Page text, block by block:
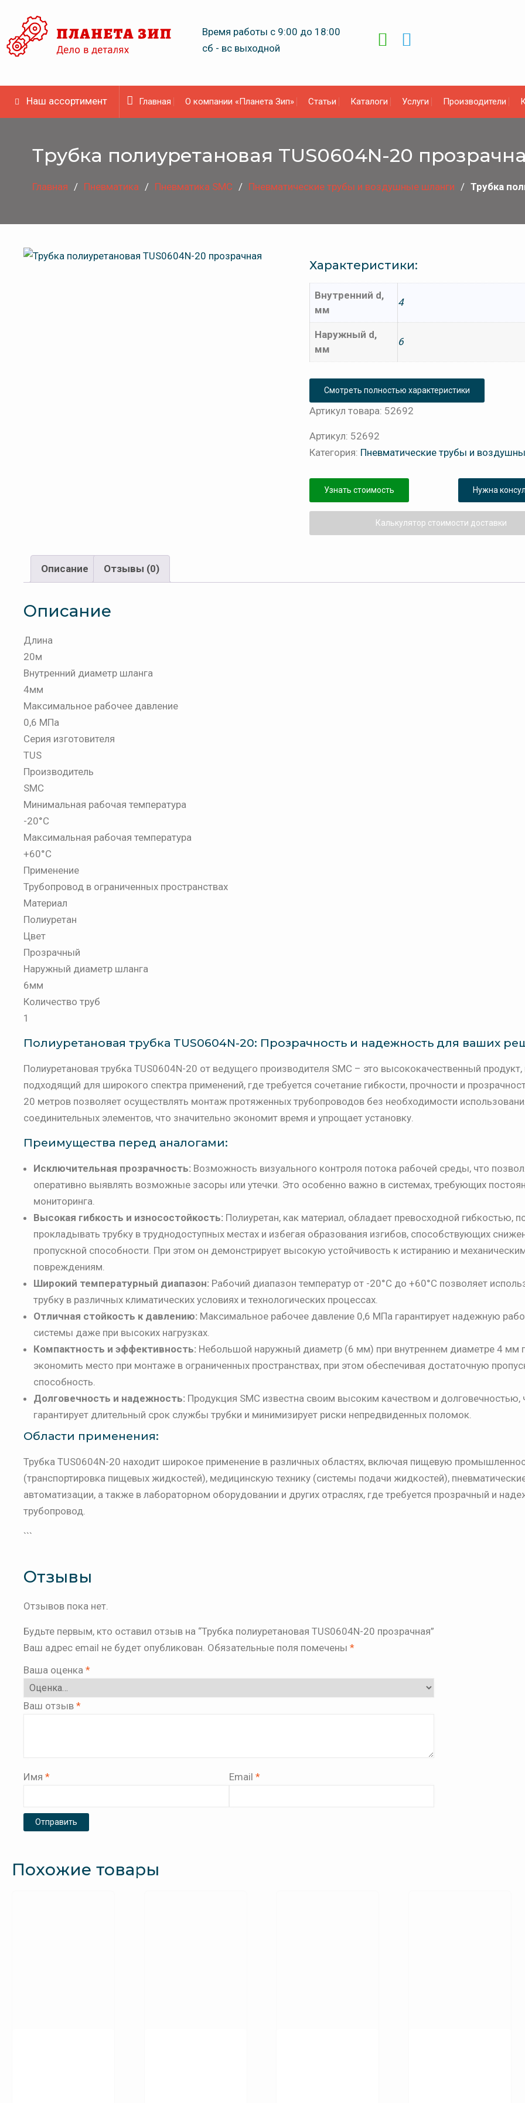
content
Время работы с 9:00 до 18:00
сб - вс выходной
Наш ассортимент Главная О компании «Планета Зип» Статьи Каталоги Услуги Производители
Трубка полиуретановая TUS0604N-20
Главная Пневматика Пневматика SMC Пневматические трубы и воздушные шланги Трубка
Характеристики:
Внутренний d,
мм
4
Наружный d,
мм
6
Смотреть полностью характеристики
Артикул товара: 52692
Артикул: 52692
Категория: Пневматические трубы и
Узнать стоимость Нужна
Калькулятор стоимости доставки
Описание Отзывы (0)
Описание
Длина
20м
Внутренний диаметр шланга
4мм
Максимальное рабочее давление
0,6 МПа
Серия изготовителя
TUS
Производитель
SMC
Минимальная рабочая температура
-20°C
Максимальная рабочая температура
+60°C
Применение
Трубопровод в ограниченных пространствах
Материал
Полиуретан
Цвет
Прозрачный
Наружный диаметр шланга
6мм
Количество труб
1
Полиуретановая трубка TUS0604N-20: Прозрачность и надежность для ваших
Полиуретановая трубка TUS0604N-20 от ведущего производителя SMC – это высококачественный
подходящий для широкого спектра применений, где требуется сочетание гибкости, прочности и
20 метров позволяет осуществлять монтаж протяженных трубопроводов без необходимости
соединительных элементов, что значительно экономит время и упрощает установку.
Преимущества перед аналогами:
Исключительная прозрачность: Возможность визуального контроля потока рабочей среды, что
оперативно выявлять возможные засоры или утечки. Это особенно важно в системах, требующих
мониторинга.
Высокая гибкость и износостойкость: Полиуретан, как материал, обладает превосходной гибкостью,
прокладывать трубку в труднодоступных местах и избегая образования изгибов, способствующих
пропускной способности. При этом он демонстрирует высокую устойчивость к истиранию и
повреждениям.
Широкий температурный диапазон: Рабочий диапазон температур от -20°C до +60°C позволяет
трубку в различных климатических условиях и технологических процессах.
Отличная стойкость к давлению: Максимальное рабочее давление 0,6 МПа гарантирует надежную
системы даже при высоких нагрузках.
Компактность и эффективность: Небольшой наружный диаметр (6 мм) при внутреннем диаметре 4 мм
экономить место при монтаже в ограниченных пространствах, при этом обеспечивая достаточную
способность.
Долговечность и надежность: Продукция SMC известна своим высоким качеством и долговечностью,
гарантирует длительный срок службы трубки и минимизирует риски непредвиденных поломок.
Области применения:
Трубка TUS0604N-20 находит широкое применение в различных областях, включая пищевую
(транспортировка пищевых жидкостей), медицинскую технику (системы подачи жидкостей),
автоматизации, а также в лабораторном оборудовании и других отраслях, где требуется прозрачный и
трубопровод.
```
Отзывы
Отзывов пока нет.
Будьте первым, кто оставил отзыв на “Трубка полиуретановая TUS0604N-20 прозрачная”
Ваш адрес email не будет опубликован. Обязательные поля помечены *
Ваша оценка *
Ваш отзыв *
Имя * Email *
Похожие товары